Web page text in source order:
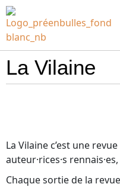
La Vilaine
La Vilaine c’est une
auteur·rices·s
Chaque sortie de la